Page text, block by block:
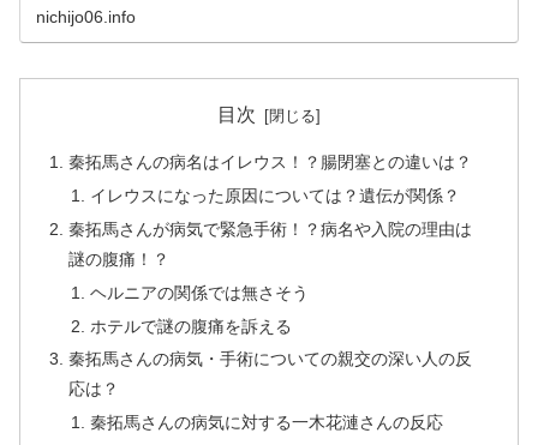
nichijo06.info
目次
秦拓馬さんの病名はイレウス！？腸閉塞との違いは？
イレウスになった原因については？遺伝が関係？
秦拓馬さんが病気で緊急手術！？病名や入院の理由は
謎の腹痛！？
ヘルニアの関係では無さそう
ホテルで謎の腹痛を訴える
秦拓馬さんの病気・手術についての親交の深い人の反
応は？
秦拓馬さんの病気に対する一木花漣さんの反応